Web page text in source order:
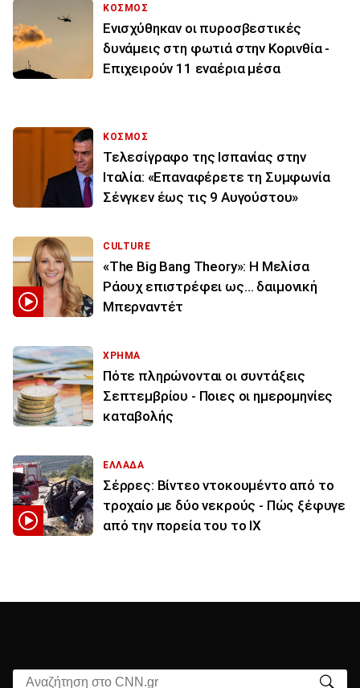
ΚΟΣΜΟΣ
Ενισχύθηκαν οι πυροσβεστικές
δυνάμεις στη φωτιά στην Κορινθία -
Επιχειρούν 11 εναέρια μέσα
ΚΟΣΜΟΣ
Τελεσίγραφο της Ισπανίας στην
Ιταλία: «Επαναφέρετε τη Συμφωνία
Σένγκεν έως τις 9 Αυγούστου»
CULTURE
«The Big Bang Theory»: Η Μελίσα
Ράουχ επιστρέφει ως… δαιμονική
Μπερναντέτ
ΧΡΗΜΑ
Πότε πληρώνονται οι συντάξεις
Σεπτεμβρίου - Ποιες οι ημερομηνίες
καταβολής
ΕΛΛΑΔΑ
Σέρρες: Βίντεο ντοκουμέντο από το
τροχαίο με δύο νεκρούς - Πώς ξέφυγε
από την πορεία του το ΙΧ
Αναζήτηση στο CNN.gr